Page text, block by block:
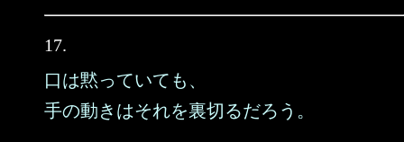
17.
口は黙っていても、
手の動きはそれを裏切るだろう。